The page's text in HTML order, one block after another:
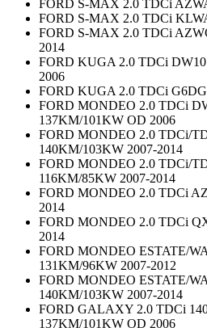
FORD S-MAX 2.0 TDCi
FORD S-MAX 2.0 TDCi
FORD S-MAX 2.0 TDCi
2014
FORD KUGA 2.0 TDCi
2006
FORD KUGA 2.0 TDCi
FORD MONDEO 2.0 TDCi
137KM/101KW OD 2006
FORD MONDEO 2.0 TDCi/
140KM/103KW 2007-2014
FORD MONDEO 2.0 TDCi/
116KM/85KW 2007-2014
FORD MONDEO 2.0 TDCi
2014
FORD MONDEO 2.0 TDCi
2014
FORD MONDEO ESTATE/
131KM/96KW 2007-2012
FORD MONDEO ESTATE/
140KM/103KW 2007-2014
FORD GALAXY 2.0 TDCi
137KM/101KW OD 2006